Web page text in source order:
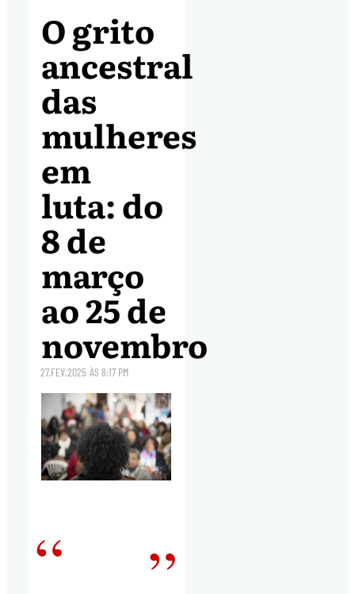
O grito
ancestral
das
mulheres
em
luta: do
8 de
março
ao 25 de
novembro
27.FEV.2025 ÀS 8:17 PM